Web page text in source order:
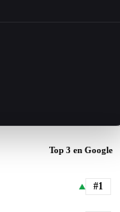
Top 3 en Google
#1